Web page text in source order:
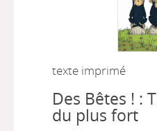
texte imprimé
Des Bêtes ! :
du plus fort